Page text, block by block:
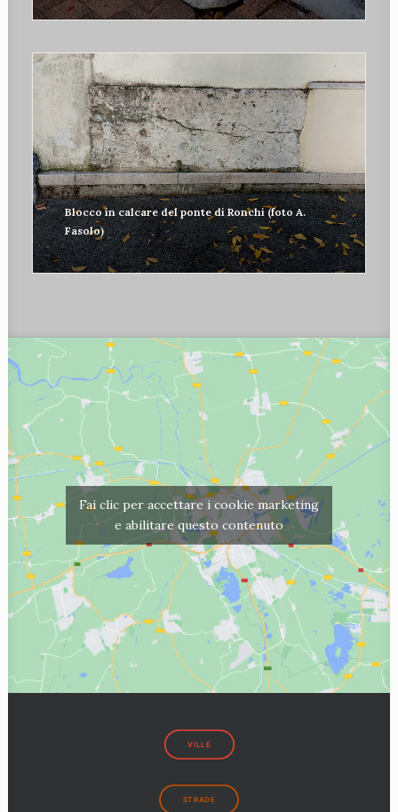
Blocco in calcare del ponte di Ronchi (foto A.
Fasolo)
Fai clic per accettare i cookie marketing
e abilitare questo contenuto
VILLE
STRADE